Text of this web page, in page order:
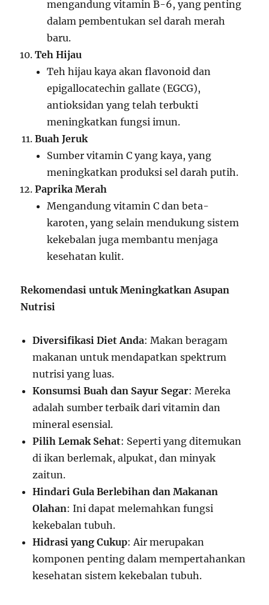
mengandung vitamin B-6, yang penting
dalam pembentukan sel darah merah
baru.
Teh Hijau
Teh hijau kaya akan flavonoid dan
epigallocatechin gallate (EGCG),
antioksidan yang telah terbukti
meningkatkan fungsi imun.
Buah Jeruk
Sumber vitamin C yang kaya, yang
meningkatkan produksi sel darah putih.
Paprika Merah
Mengandung vitamin C dan beta-
karoten, yang selain mendukung sistem
kekebalan juga membantu menjaga
kesehatan kulit.
Rekomendasi untuk Meningkatkan Asupan
Nutrisi
Diversifikasi Diet Anda: Makan beragam
makanan untuk mendapatkan spektrum
nutrisi yang luas.
Konsumsi Buah dan Sayur Segar: Mereka
adalah sumber terbaik dari vitamin dan
mineral esensial.
Pilih Lemak Sehat: Seperti yang ditemukan
di ikan berlemak, alpukat, dan minyak
zaitun.
Hindari Gula Berlebihan dan Makanan
Olahan: Ini dapat melemahkan fungsi
kekebalan tubuh.
Hidrasi yang Cukup: Air merupakan
komponen penting dalam mempertahankan
kesehatan sistem kekebalan tubuh.